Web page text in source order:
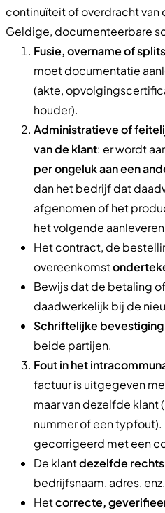
continuïteit of overdracht van
Geldige, documenteerbare
Fusie, overname of
moet documentatie
(akte,
houder).
Administratieve of
van de klant: er wordt
per ongeluk aan een
dan het bedrijf dat
afgenomen of het
het volgende
Het contract, de
overeenkomst
Bewijs dat de betaling
daadwerkelijk bij de
Schriftelijke bevestiging
beide partijen.
Fout in het
factuur is uitgegeven
maar van dezelfde
nummer of een
gecorrigeerd met een
De klantdezelfde
bedrijfsnaam, adres,
Hetcorrecte,